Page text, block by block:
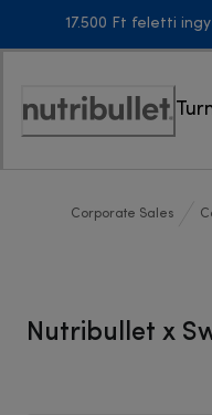
17.500 Ft feletti
Accessibility
Corporate Sales
Nutribullet x